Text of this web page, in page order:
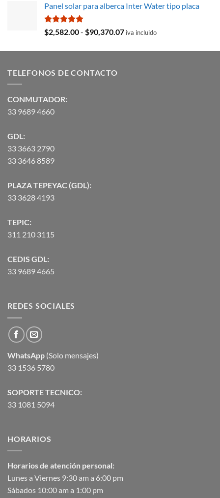
original
$35,369.97.
actual
$29,103.19.
Panel solar para alberca Inter Water tipo placa
Valorado
con
$2,582.00- $90,370.07Rango
precios:
iva incluido
TELEFONOS DE CONTACTO
CONMUTADOR:
33 9689 4660
GDL:
33 3663 2790
33 3646 8589
PLAZA TEPEYAC (GDL):
33 3628 4193
TEPIC:
311 210 3115
CEDIS GDL:
33 9689 4665
REDES SOCIALES
WhatsApp (Solo mensajes)
33 1536 5780
SOPORTE TECNICO:
33 1081 5094
HORARIOS
Horarios de atención personal:
Lunes a Viernes 9:30 am a 6:00 pm
Sábados 10:00 am a 1:00 pm